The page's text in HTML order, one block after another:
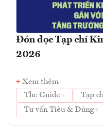
Đón đọc Tạp chí
2026
Xem thêm
The Guide
Tạp
Tư vấn Tiêu & Dùng